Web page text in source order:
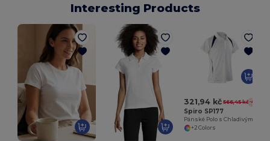
Interesting Products
321,94 kč 566,45 kč -43%
Spiro SP177
+2 Colors